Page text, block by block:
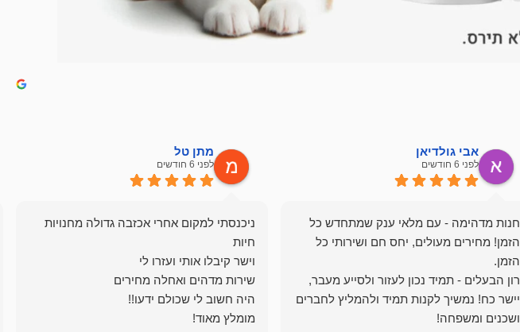
אבי גולדיאן
לפני 6 חודשים
חנות מדהימה - עם מלאי ענק שמתחדש כל
הזמן! מחירים מעולים, יחס חם ושירותי כל
רון הבעלים - תמיד נכון לעזור ולסייע מעבר,
יישר כח! נמשיך לקנות תמיד ולהמליץ לחברים
ושכנים ומשפחה!
מתן טל
לפני 6 חודשים
ניכנסתי למקום אחרי אכזבה גדולה מחנויות
מומלץ מאוד!